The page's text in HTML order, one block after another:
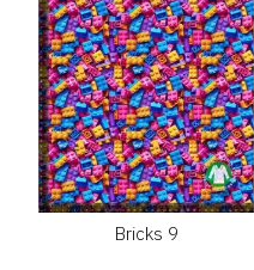
Bricks 9